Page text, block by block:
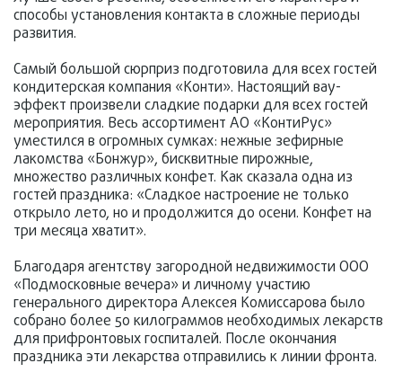
способы установления контакта в сложные периоды
развития.
Самый большой сюрприз подготовила для всех гостей
кондитерская компания «Конти». Настоящий вау-
эффект произвели сладкие подарки для всех гостей
мероприятия. Весь ассортимент АО «КонтиРус»
уместился в огромных сумках: нежные зефирные
лакомства «Бонжур», бисквитные пирожные,
множество различных конфет. Как сказала одна из
гостей праздника: «Сладкое настроение не только
открыло лето, но и продолжится до осени. Конфет на
три месяца хватит».
Благодаря агентству загородной недвижимости ООО
«Подмосковные вечера» и личному участию
генерального директора Алексея Комиссарова было
собрано более 50 килограммов необходимых лекарств
для прифронтовых госпиталей. После окончания
праздника эти лекарства отправились к линии фронта.